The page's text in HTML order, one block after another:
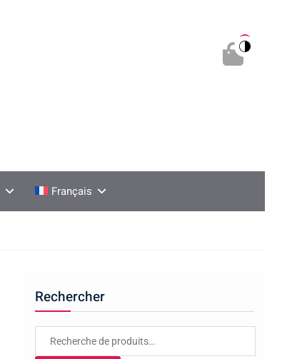
0
Français
Rechercher